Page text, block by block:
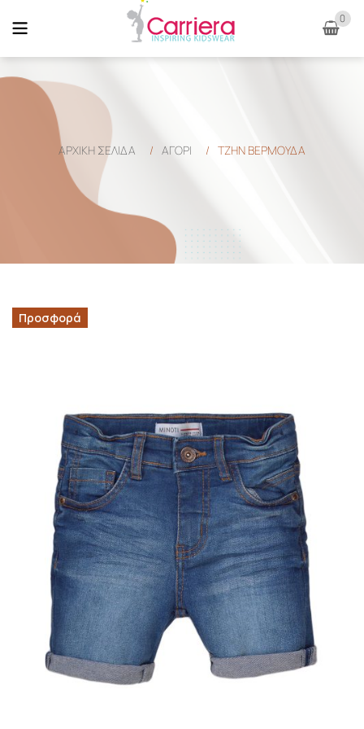
0
ΑΡΧΙΚΉ ΣΕΛΊΔΑ / ΑΓΟΡΙ / ΤΖΗΝ ΒΕΡΜΟΥΔΑ
Προσφορά